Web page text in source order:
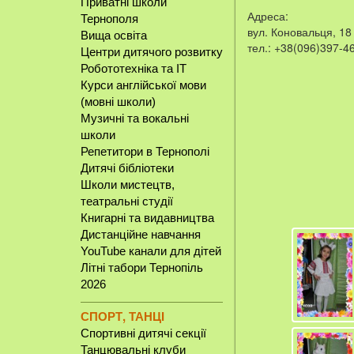
Тернополя
Вища освіта
Центри дитячого розвитку
Робототехніка та IT
Курси англійської мови
(мовні школи)
Музичні та вокальні
школи
Репетитори в Тернополі
Дитячі бібліотеки
Школи мистецтв,
театральні студії
Книгарні та видавництва
Дистанційне навчання
YouTube канали для дітей
Літні табори Тернопіль
2026
СПОРТ, ТАНЦІ
Спортивні дитячі секції
Танцювальні клуби
Адреса:
вул. Коновальця, 18
тел.: +38(096)397-